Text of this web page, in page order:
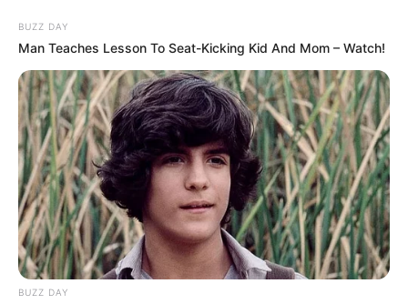
BUZZ DAY
Man Teaches Lesson To Seat-Kicking Kid And Mom – Watch!
BUZZ DAY